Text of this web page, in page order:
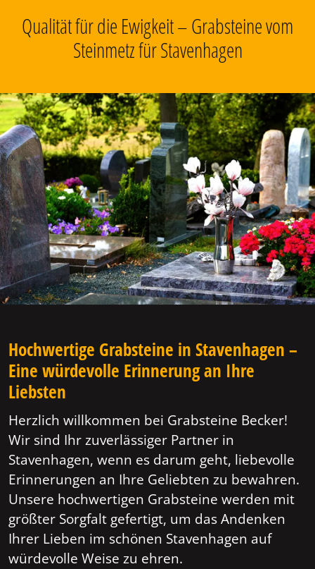
Qualität für die Ewigkeit – Grabsteine vom
Steinmetz für Stavenhagen
Hochwertige Grabsteine in Stavenhagen –
Eine würdevolle Erinnerung an Ihre
Liebsten
Herzlich willkommen bei Grabsteine Becker!
Wir sind Ihr zuverlässiger Partner in
Stavenhagen, wenn es darum geht, liebevolle
Erinnerungen an Ihre Geliebten zu bewahren.
Unsere hochwertigen Grabsteine werden mit
größter Sorgfalt gefertigt, um das Andenken
Ihrer Lieben im schönen Stavenhagen auf
würdevolle Weise zu ehren.